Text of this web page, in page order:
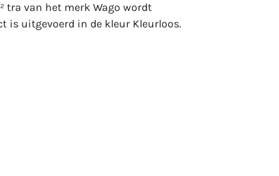
tra van het merk Wago wordt
is uitgevoerd in de kleur Kleurloos.